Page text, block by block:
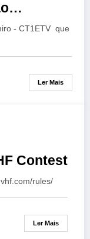
- CT1ETV que
Ler Mais
Contest
rules/
Ler Mais